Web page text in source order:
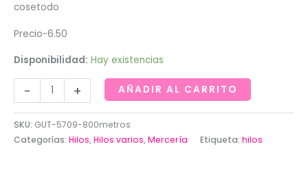
cosetodo
Precio-6.50
Disponibilidad: Hay existencias
-
blanco
de
gütermann
+ AÑADIR AL CARRITO
SKU: GUT-5709-800metros
Categorías: Hilos,Hilos varios,Mercería Etiqueta: hilos